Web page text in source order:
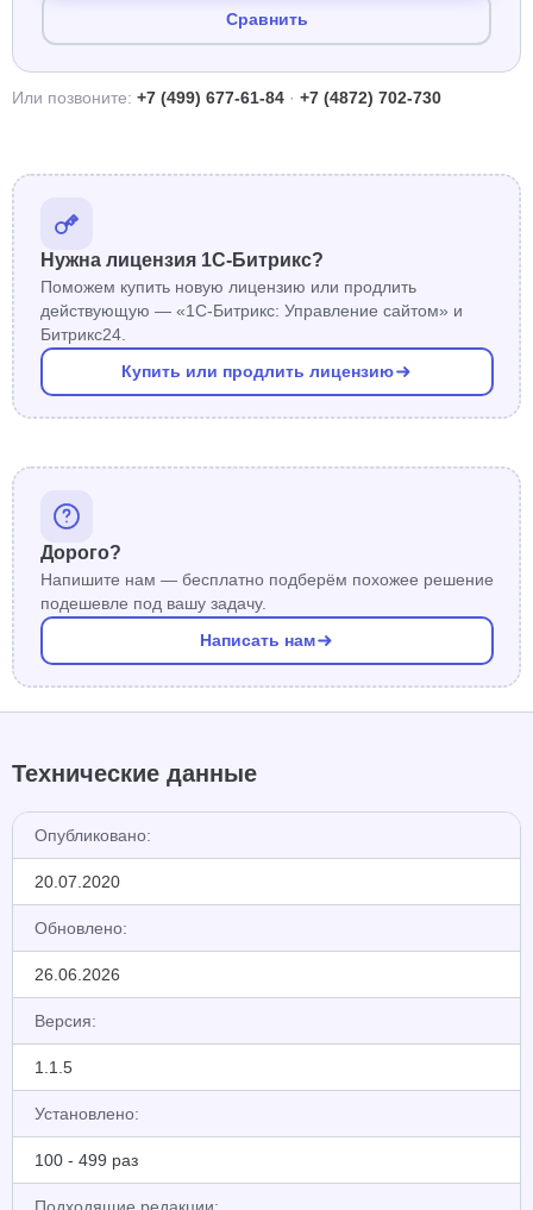
Сравнить
Или позвоните: +7 (499) 677-61-84 · +7 (4872) 702-730
Нужна лицензия 1С-Битрикс?
Поможем купить новую лицензию или продлить
действующую — «1С-Битрикс: Управление сайтом» и
Битрикс24.
Купить или продлить лицензию
Дорого?
Напишите нам — бесплатно подберём похожее решение
подешевле под вашу задачу.
Написать нам
Технические данные
Опубликовано:
20.07.2020
Обновлено:
26.06.2026
Версия:
1.1.5
Установлено:
100 - 499 раз